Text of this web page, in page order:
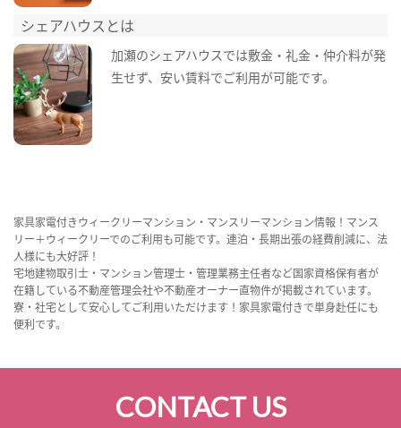
シェアハウスとは
加瀬のシェアハウスでは敷金・礼金・仲介料が発
生せず、安い賃料でご利用が可能です。
家具家電付きウィークリーマンション・マンスリーマンション情報！マンス
リー＋ウィークリーでのご利用も可能です。連泊・長期出張の経費削減に、法
人様にも大好評！
宅地建物取引士・マンション管理士・管理業務主任者など国家資格保有者が
在籍している不動産管理会社や不動産オーナー直物件が掲載されています。
寮・社宅として安心してご利用いただけます！家具家電付きで単身赴任にも
便利です。
CONTACT US